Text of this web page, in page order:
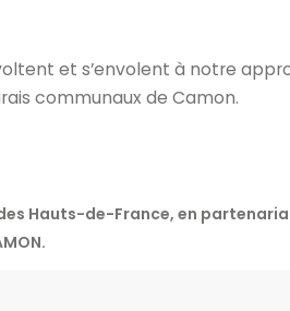
et s’envolent à notre
communaux de Camon.
de-France, en partenariat